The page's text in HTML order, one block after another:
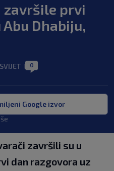
završile prvi
Dhabiju,
SVIJET 0
Google izvor
završili su u
dan razgovora uz